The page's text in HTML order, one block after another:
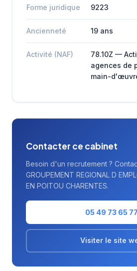
Forme juridique 9223
Ancienneté 19 ans
Activité (NAF)
78.10Z —
agences de
main-
Contacter ce cabinet
Besoin d'un recrutement ?
GROUPEMENT REGIONAL D
EN POITOU CHARENTES.
05 49 73 65 77
Visiter le site